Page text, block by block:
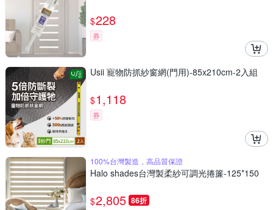
$228
券
Usii 寵物防抓紗窗網(門用)-85x210cm-2入組
$1,118
券
100%台灣製造，高品質保證
Halo shades台灣製柔紗可調光捲簾-125*150
$2,805 86折